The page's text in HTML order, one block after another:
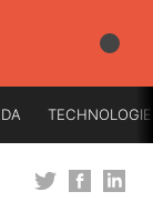
TECHNOLOGIE